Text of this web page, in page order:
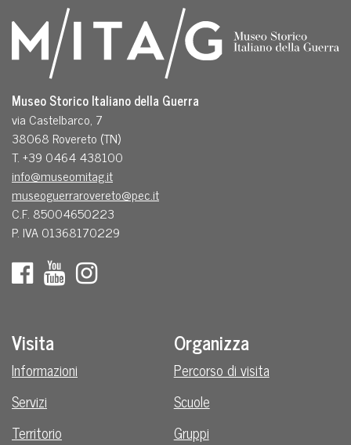
Museo Storico Italiano della Guerra
via Castelbarco, 7
38068 Rovereto (TN)
T. +39 0464 438100
info@museomitag.it
museoguerrarovereto@pec.it
C.F. 85004650223
P. IVA 01368170229
Visita
Informazioni
Servizi
Territorio
Organizza
Percorso di visita
Scuole
Gruppi